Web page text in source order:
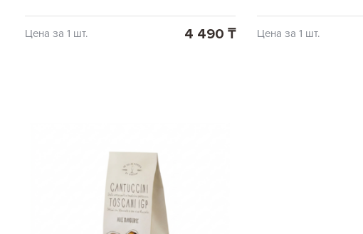
Цена за 1 шт. 4 490 ₸ Цена за 1 шт.